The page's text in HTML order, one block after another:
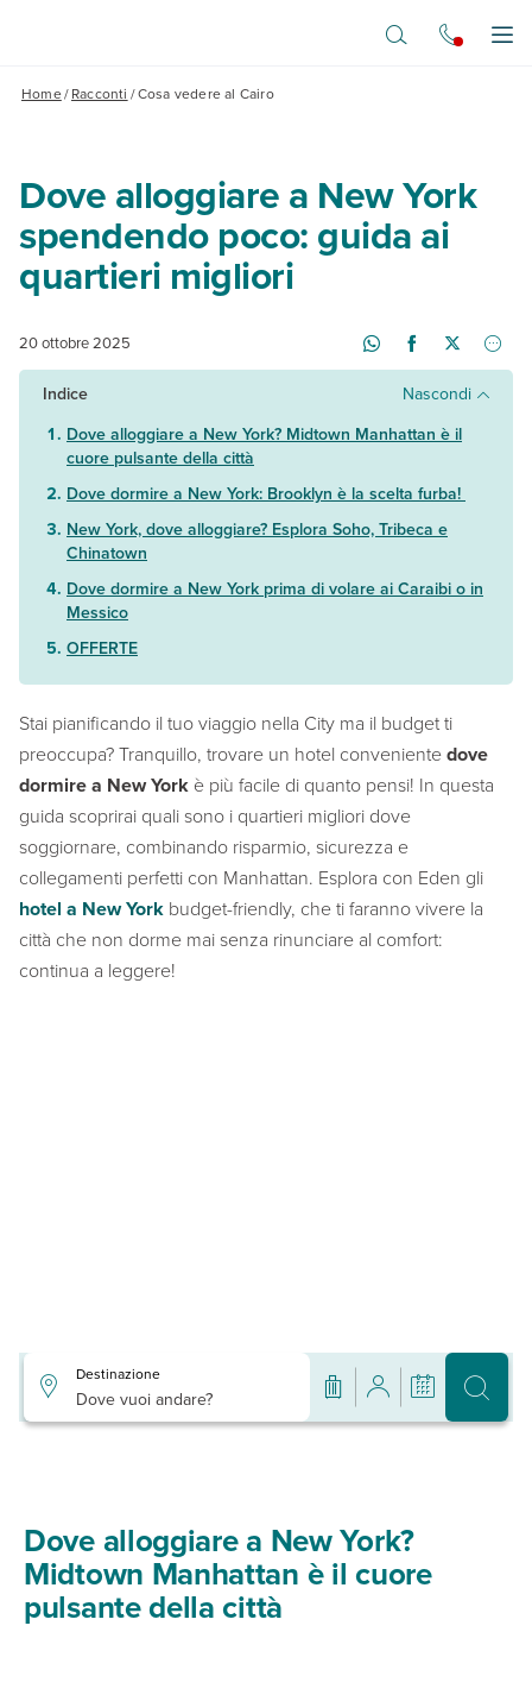
Home/Racconti /Cosa vedere al Cairo
Dove alloggiare a New York
spendendo poco: guida ai
quartieri migliori
20 ottobre 2025
Indice
Nascondi
Dove alloggiare a New York? Midtown Manhattan è il
cuore pulsante della città
Dove dormire a New York: Brooklyn è la scelta furba!
New York, dove alloggiare? Esplora Soho, Tribeca e
Chinatown
Dove dormire a New York prima di volare ai Caraibi o in
Messico
OFFERTE
Stai pianificando il tuo viaggio nella City ma il budget ti
preoccupa? Tranquillo, trovare un hotel convenientedove
dormire a New York è più facile di quanto pensi! In questa
guida scoprirai quali sono i quartieri migliori dove
soggiornare, combinando risparmio, sicurezza e
collegamenti perfetti con Manhattan. Esplora con Eden gli
hotel a New York budget-friendly, che ti faranno vivere la
città che non dorme mai senza rinunciare al comfort:
continua a leggere!
Destinazione
Dove vuoi andare?
Dove alloggiare a New York?
Midtown Manhattan è il cuore
pulsante della città